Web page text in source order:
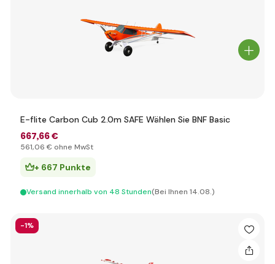
E-flite Carbon Cub 2.0m SAFE Wählen Sie BNF Basic
667,66 €
561,06 € ohne MwSt
+ 667 Punkte
Versand innerhalb von 48 Stunden(Bei Ihnen 14.08.)
-1%